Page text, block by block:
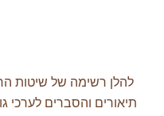
להלן רשימה של שיטות